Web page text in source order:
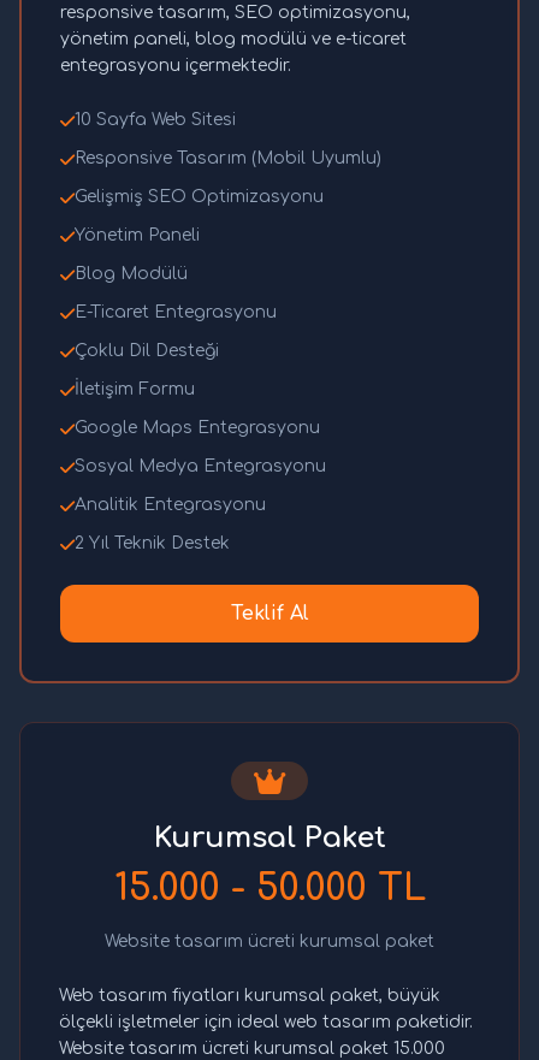
responsive tasarım, SEO optimizasyonu,
yönetim paneli, blog modülü ve e-ticaret
entegrasyonu içermektedir.
10 Sayfa Web Sitesi
Responsive Tasarım (Mobil Uyumlu)
Gelişmiş SEO Optimizasyonu
Yönetim Paneli
Blog Modülü
E-Ticaret Entegrasyonu
Çoklu Dil Desteği
İletişim Formu
Google Maps Entegrasyonu
Sosyal Medya Entegrasyonu
Analitik Entegrasyonu
2 Yıl Teknik Destek
Teklif Al
Kurumsal Paket
15.000 - 50.000 TL
Website tasarım ücreti kurumsal paket
Web tasarım fiyatları kurumsal paket, büyük
ölçekli işletmeler için ideal web tasarım paketidir.
Website tasarım ücreti kurumsal paket 15.000